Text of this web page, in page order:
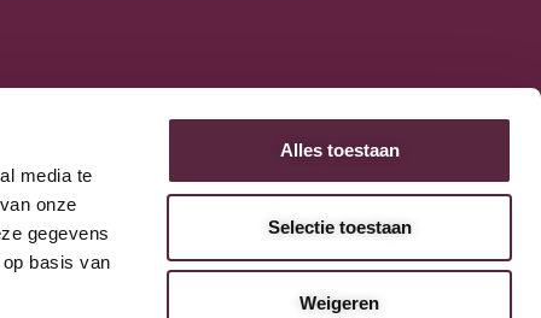
media te
onze
gegevens
basis van
Alles toestaan
Selectie toestaan
Weigeren
Ons aanbod
Ovens
Koeltechniek
Bakkerijmachines
Algemeen
Algemene verkoop-,
leverings- en
betalingsvoorwaarden